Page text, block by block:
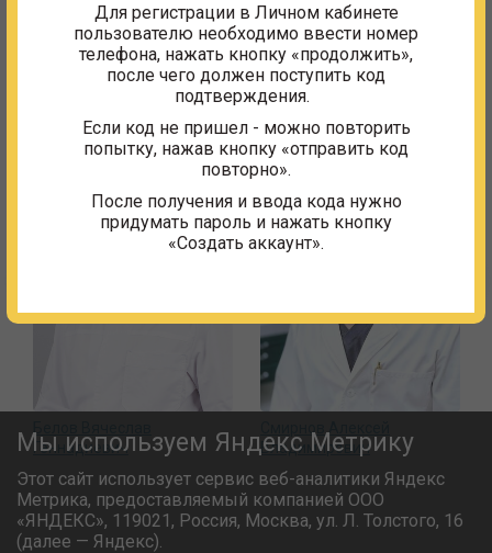
Другие сотрудники
Геннадиевич
Владимирович
Мы используем Яндекс Метрику
Этот сайт использует сервис веб-аналитики Яндекс
Метрика, предоставляемый компанией ООО
«ЯНДЕКС», 119021, Россия, Москва, ул. Л. Толстого, 16
(далее — Яндекс).
Для регистрации в Личном кабинете
пользователю необходимо ввести номер
телефона, нажать кнопку «продолжить»,
после чего должен поступить код
подтверждения.
Если код не пришел - можно повторить
попытку, нажав кнопку «отправить код
повторно».
После получения и ввода кода нужно
придумать пароль и нажать кнопку
«Создать аккаунт».